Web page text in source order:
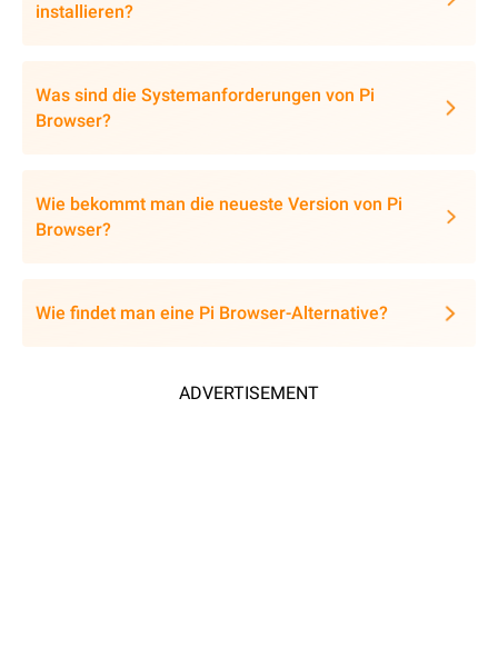
installieren?
Was sind die Systemanforderungen von Pi
Browser?
Wie bekommt man die neueste Version von Pi
Browser?
Wie findet man eine Pi Browser-Alternative?
ADVERTISEMENT